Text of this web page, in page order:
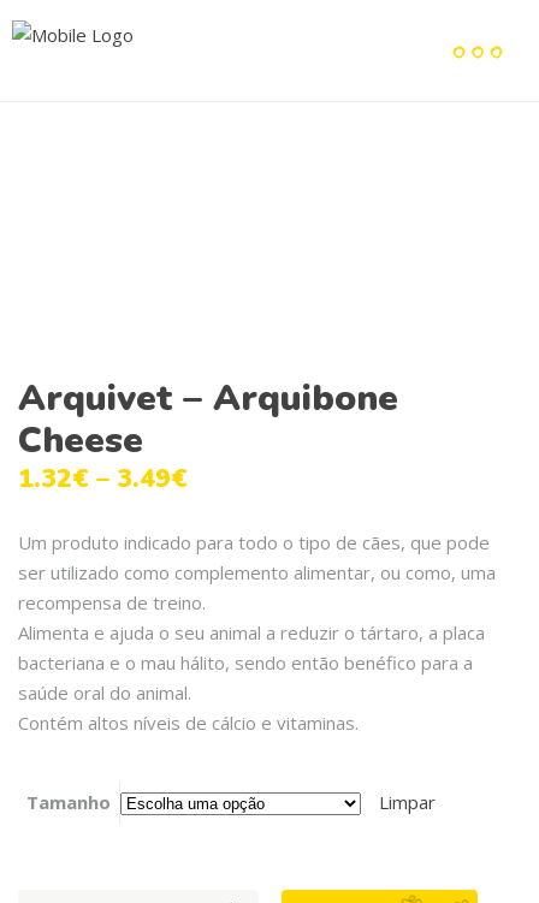
Arquivet – Arquibone
Cheese
1.32€ – 3.49€
Um produto indicado para todo o tipo de cães, que pode
ser utilizado como complemento alimentar, ou como, uma
recompensa de treino.
Alimenta e ajuda o seu animal a reduzir o tártaro, a placa
bacteriana e o mau hálito, sendo então benéfico para a
saúde oral do animal.
Contém altos níveis de cálcio e vitaminas.
Tamanho Limpar